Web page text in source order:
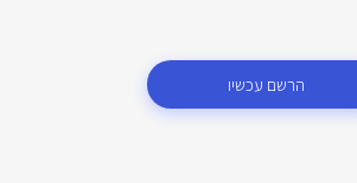
הרשם עכשיו